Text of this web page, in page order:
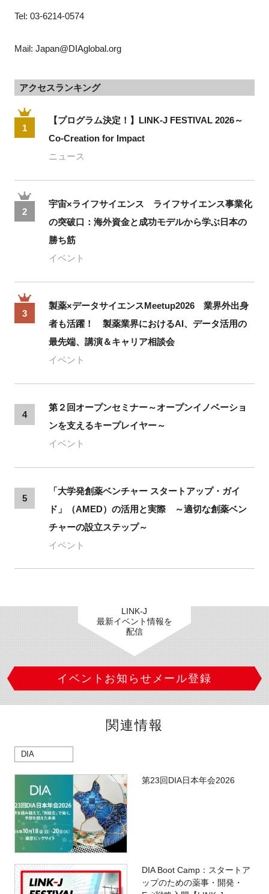
Tel: 03-6214-0574
Mail: Japan@DIAglobal.org
アクセスランキング
1
【プログラム決定！】LINK-J FESTIVAL 2026～
Co-Creation for Impact
ニュース
2
宇宙×ライフサイエンス ライフサイエンス事業化
の突破口：海外資金と成功モデルから学ぶ日本の
勝ち筋
イベント
3
製薬×データサイエンスMeetup2026 業界外出身
者も活躍！ 製薬業界におけるAI、データ活用の
最先端、講演＆キャリア相談会
イベント
4
第２回オープンセミナー～オープンイノベーショ
ンを支えるキープレイヤー～
イベント
5
「大学発創薬ベンチャー スタートアップ・ガイ
ド」（AMED）の活用と実際 ～適切な創薬ベン
チャーの設立ステップ～
イベント
LINK-J
最新イベント情報を
配信
イベントお知らせメール登録
関連情報
DIA
第23回DIA日本年会2026
DIA Boot Camp：スタートア
ップのための薬事・開発・